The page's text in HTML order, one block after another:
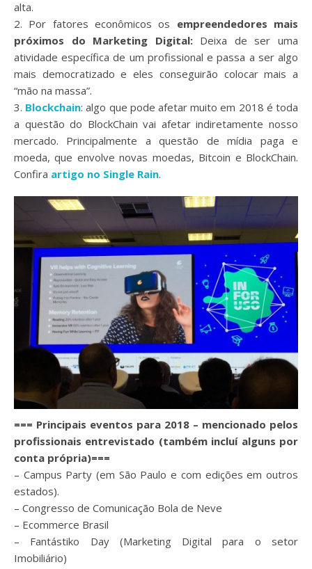
alta.
2. Por fatores econômicos os empreendedores mais
próximos do Marketing Digital:Deixa de ser uma
atividade específica de um profissional e passa a ser algo
mais democratizado e eles conseguirão colocar mais a
“mão na massa”.
3. Blockchain: algo que pode afetar muito em 2018 é toda
a questão do BlockChain vai afetar indiretamente nosso
mercado. Principalmente a questão de mídia paga e
moeda, que envolve novas moedas, Bitcoin e BlockChain.
Confira artigo no Single Rain.
=== Principais eventos para 2018 – mencionado pelos
profissionais entrevistado (também incluí alguns por
conta própria)===
– Campus Party (em São Paulo e com edições em outros
estados).
– Congresso de Comunicação Bola de Neve
– Ecommerce Brasil
– Fantástiko Day (Marketing Digital para o setor
Imobiliário)